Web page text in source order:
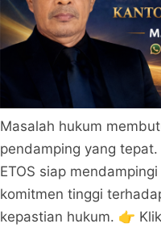
Masalah hukum
pendamping yang tepat.
ETOS siap
komitmen tinggi
kepastian hukum. 👉